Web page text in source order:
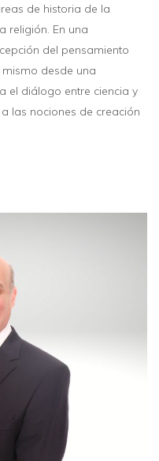
de historia de la
religión. En una
del pensamiento
desde una
el diálogo entre ciencia y
las nociones de creación